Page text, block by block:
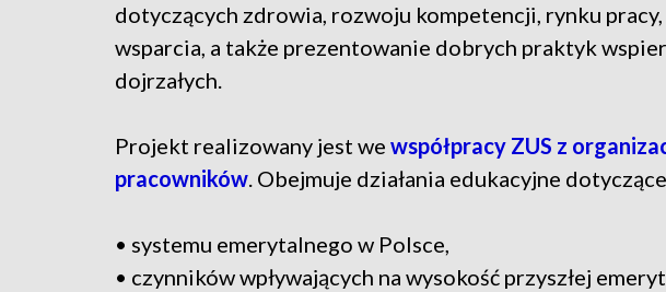
dotyczących zdrowia, rozwoju kompetencji, rynku
wsparcia, a także prezentowanie dobrych praktyk
dojrzałych.
Projekt realizowany jest we współpracy ZUS z
pracowników. Obejmuje działania edukacyjne
• systemu emerytalnego w Polsce,
• czynników wpływających na wysokość przyszłej